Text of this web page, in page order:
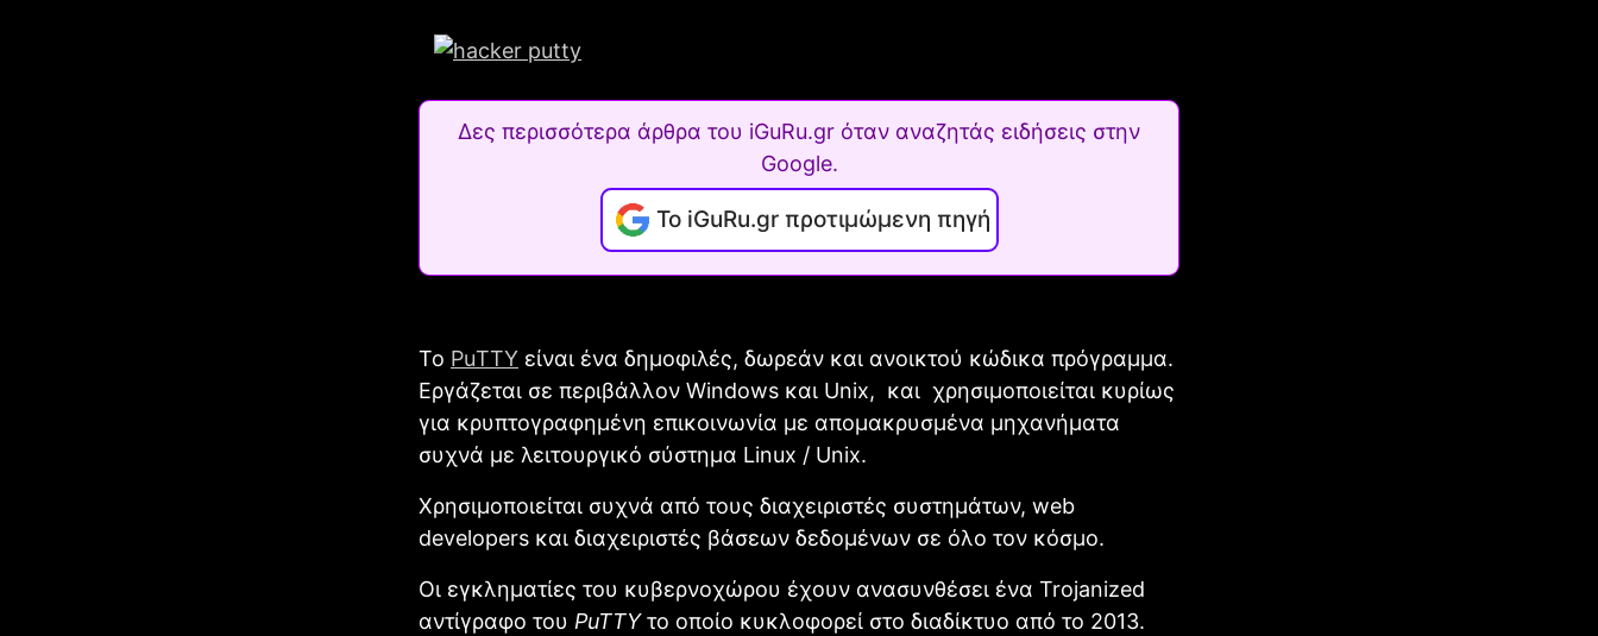
Δες περισσότερα άρθρα του iGuRu.gr όταν αναζητάς ειδήσεις στην
Google.
Το iGuRu.gr προτιμώμενη πηγή
Το PuΤTY είναι ένα δημοφιλές, δωρεάν και ανοικτού κώδικα πρόγραμμα.
Εργάζεται σε περιβάλλον Windows και Unix, και χρησιμοποιείται κυρίως
για κρυπτογραφημένη επικοινωνία με απομακρυσμένα μηχανήματα
συχνά με λειτουργικό σύστημα Linux / Unix.
Χρησιμοποιείται συχνά από τους διαχειριστές συστημάτων, web
developers και διαχειριστές βάσεων δεδομένων σε όλο τον κόσμο.
Οι εγκληματίες του κυβερνοχώρου έχουν ανασυνθέσει ένα Trojanized
αντίγραφο του PuTTYτο οποίο κυκλοφορεί στο διαδίκτυο από το 2013.